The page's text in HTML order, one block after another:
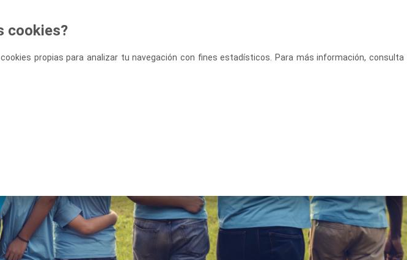
cookies?
propias para analizar tu navegación con fines estadísticos. Para más información, consulta